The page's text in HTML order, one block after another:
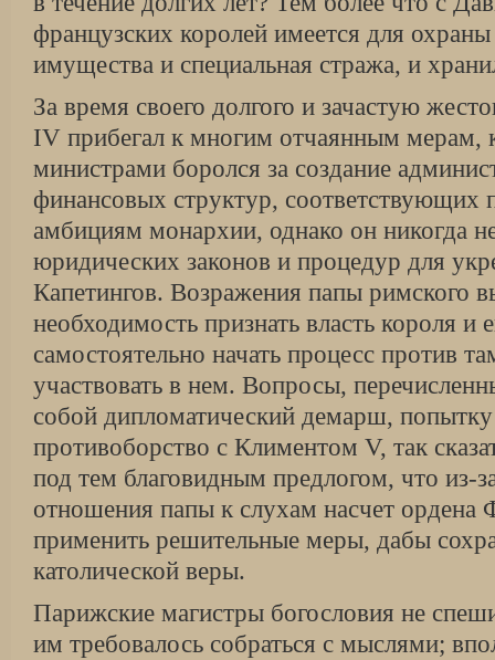
французских королей имеется для охраны
имущества и специальная стража, и
За время своего долгого и зачастую
IV прибегал к многим отчаянным мерам,
министрами боролся за создание
финансовых структур, соответствующих
амбициям монархии, однако он никогда
юридических законов и процедур для
Капетингов. Возражения папы римского
необходимость признать власть короля и
самостоятельно начать процесс против
участвовать в нем. Вопросы,
собой дипломатический демарш, попытку
противоборство с Климентом V, так
под тем благовидным предлогом, что из-
отношения папы к слухам насчет
применить решительные меры, дабы
католической веры.
Парижские магистры богословия не
им требовалось собраться с мыслями;